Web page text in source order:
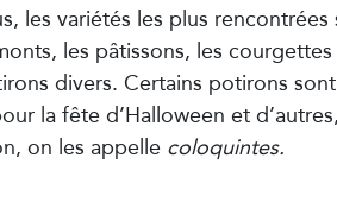
les variétés les plus
les pâtissons, les
divers. Certains potirons
la fête d’Halloween et
on les appelle coloquintes.